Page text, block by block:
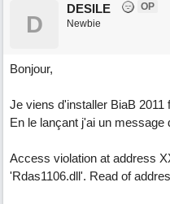
D
DESILE
OP
Newbie
Bonjour,
Je viens d'installer BiaB 2011
En le lançant j'ai un message
Access violation at address
'Rdas1106.dll'. Read of